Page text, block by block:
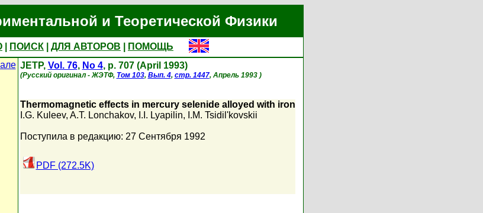
и Теоретической Физики
ПОИСК ДЛЯ АВТОРОВ
ПОМОЩЬ
JETP, Vol. 76, No 4, p. 707 (April 1993)
(Русский оригинал - ЖЭТФ, Том 103, Вып. 4, стр. 1447, Апрель 1993 )
Thermomagnetic effects in mercury selenide alloyed with iron
I.G. Kuleev, A.T. Lonchakov, I.I. Lyapilin, I.M. Tsidil'kovskii
Поступила в редакцию: 27 Сентября 1992
PDF (272.5K)